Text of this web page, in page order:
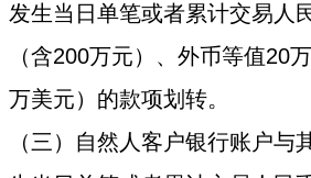
发生当日单笔或者累计交易人
（含200万元）、外币等值20
万美元）的款项划转。
（三）自然人客户银行账户与